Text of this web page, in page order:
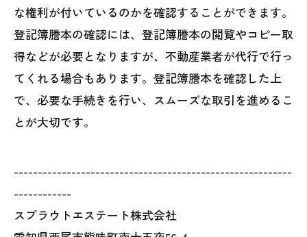
な権利が付いているのかを確認することができます。
登記簿謄本の確認には、登記簿謄本の閲覧やコピー取
得などが必要となりますが、不動産業者が代行で行っ
てくれる場合もあります。登記簿謄本を確認した上
で、必要な手続きを行い、スムーズな取引を進めるこ
とが大切です。
----------------------------------------------------------
------------
スプラウトエステート株式会社